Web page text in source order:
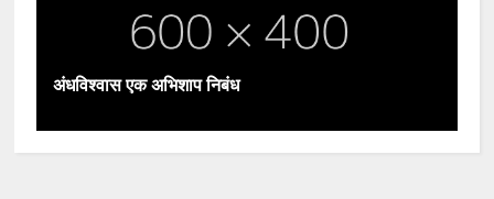
अंधविश्वास एक अभिशाप निबंध